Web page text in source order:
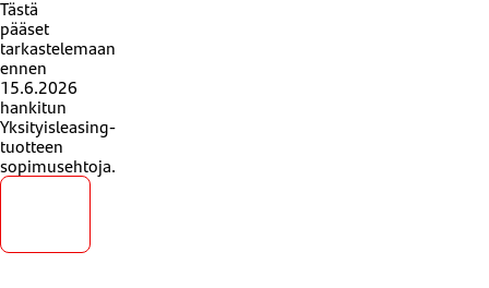
Tästä
pääset
tarkastelemaan
ennen
15.6.2026
hankitun
Yksityisleasing-
tuotteen
sopimusehtoja.